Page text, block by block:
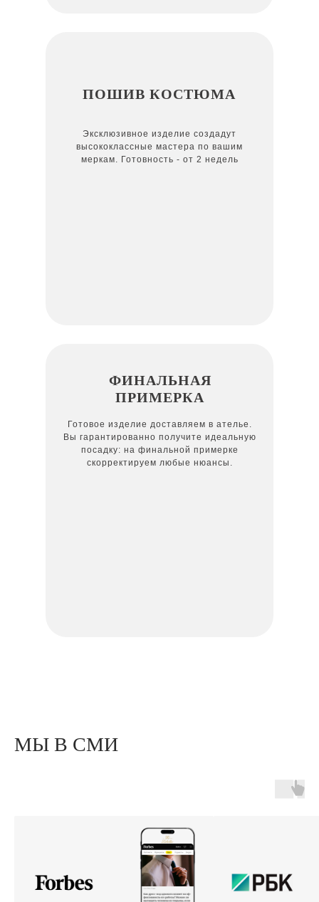
Готовое изделие доставляем в ателье.
Вы гарантированно получите идеальную
посадку: на финальной примерке
скорректируем любые нюансы.
ФИНАЛЬНАЯ
ПРИМЕРКА
Эксклюзивное изделие создадут
высококлассные мастера по вашим
меркам. Готовность - от 2 недель
ПОШИВ КОСТЮМА
МЫ В СМИ